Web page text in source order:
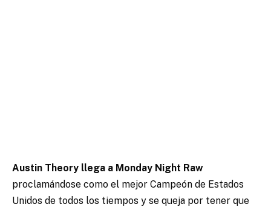
Austin Theory llega a Monday Night Raw
proclamándose como el mejor Campeón de Estados
Unidos de todos los tiempos y se queja por tener que